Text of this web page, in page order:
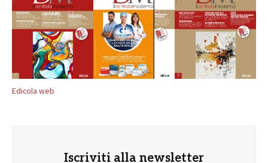
Edicola web
Iscriviti alla newsletter